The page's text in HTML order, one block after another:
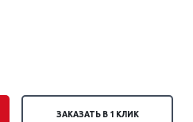
ЗАКАЗАТЬ В 1 КЛИК